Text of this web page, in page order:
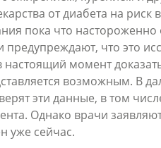
от диабета на
пока что настороженно
что это
настоящий момент
возможным. В
эти данные, в том
Однако врачи
уже сейчас.